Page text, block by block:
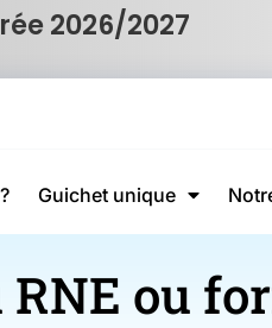
2026/2027
Guichet unique
ou